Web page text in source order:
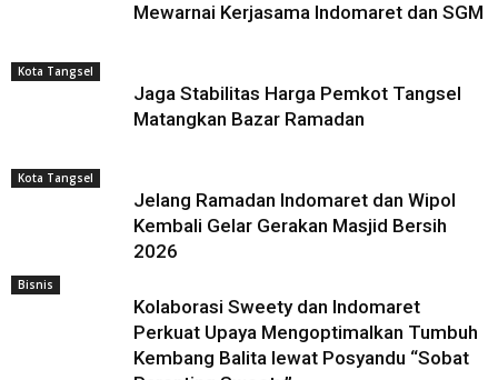
Mewarnai Kerjasama Indomaret dan SGM
Kota Tangsel
Jaga Stabilitas Harga Pemkot Tangsel
Matangkan Bazar Ramadan
Kota Tangsel
Jelang Ramadan Indomaret dan Wipol
Kembali Gelar Gerakan Masjid Bersih
2026
Bisnis
Kolaborasi Sweety dan Indomaret
Perkuat Upaya Mengoptimalkan Tumbuh
Kembang Balita lewat Posyandu “Sobat